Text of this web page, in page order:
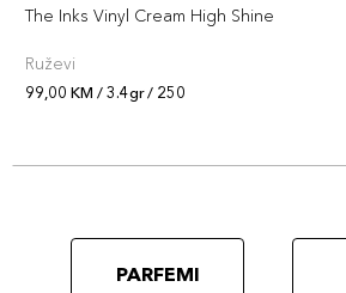
The Inks Vinyl Cream High Shine
Ruževi
99,00 KM / 3.4gr / 250
PARFEMI